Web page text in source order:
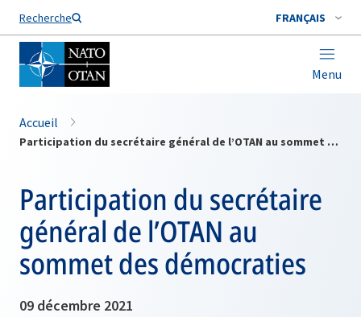
Recherche FRANÇAIS
Menu
Nom de famille*
Accueil
Participation du secrétaire général de l’OTAN au sommet des démocraties
Participation du secrétaire
général de l’OTAN au
sommet des démocraties
09 décembre 2021